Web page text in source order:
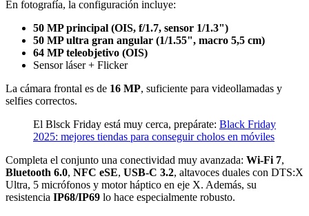
En fotografía, la configuración incluye:
50 MP principal (OIS, f/1.7, sensor 1/1.3")
50 MP ultra gran angular (1/1.55", macro 5,5 cm)
64 MP teleobjetivo (OIS)
Sensor láser + Flicker
La cámara frontal es de 16 MP, suficiente para videollamadas y
selfies correctos.
El Blsck Friday está muy cerca, prepárate: Black Friday
2025: mejores tiendas para conseguir cholos en móviles
Completa el conjunto una conectividad muy avanzada: Wi-Fi 7,
Bluetooth 6.0, NFC eSE, USB-C 3.2, altavoces duales con DTS:X
Ultra, 5 micrófonos y motor háptico en eje X. Además, su
resistencia IP68/IP69 lo hace especialmente robusto.